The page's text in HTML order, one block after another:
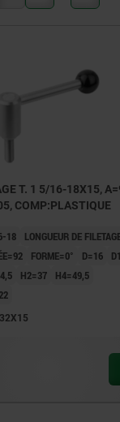
T. 1 5/16-18X15,
COMP:PLASTIQUE
18
LONGUEUR DE
FORME=0° D=16
H2=37
H4=49,5